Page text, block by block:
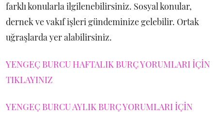
farklı konularla ilgilenebilirsiniz. Sosyal konular,
dernek ve vakıf işleri gündeminize gelebilir. Ortak
uğraşlarda yer alabilirsiniz.
YENGEÇ BURCU HAFTALIK BURÇ YORUMLARI İÇİN
TIKLAYINIZ
YENGEÇ BURCU AYLIK BURÇ YORUMLARI İÇİN